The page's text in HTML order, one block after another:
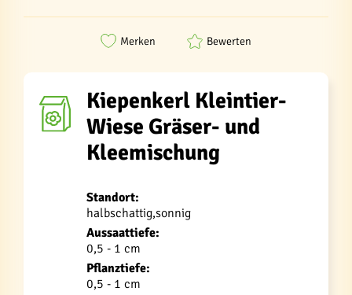
Merken Bewerten
Kiepenkerl Kleintier-
Wiese Gräser- und
Kleemischung
Standort:
halbschattig,sonnig
Aussaattiefe:
0,5 - 1 cm
Pflanztiefe:
0,5 - 1 cm